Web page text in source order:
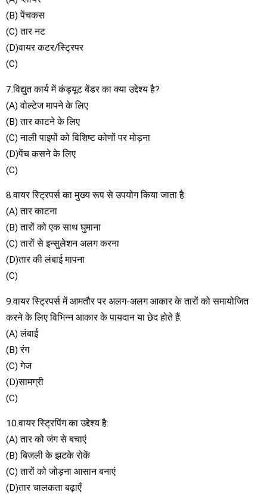
(B) पेंचकस
(C) तार नट
(D)वायर कटर/स्ट्रिपर
(C)
7.विद्युत कार्य में कंड्यूट बेंडर का क्या उद्देश्य है?
(A) वोल्टेज मापने के लिए
(B) तार काटने के लिए
(C) नाली पाइपों को विशिष्ट कोणों पर मोड़ना
(D)पेंच कसने के लिए
(C)
8.वायर स्ट्रिपर्स का मुख्य रूप से उपयोग किया जाता है:
(A) तार काटना
(B) तारों को एक साथ घुमाना
(C) तारों से इन्सुलेशन अलग करना
(D)तार की लंबाई मापना
(C)
9.वायर स्ट्रिपर्स में आमतौर पर अलग-अलग आकार के तारों को समायोजित
करने के लिए विभिन्न आकार के पायदान या छेद होते हैं:
(A) लंबाई
(B) रंग
(C) गेज
(D)सामग्री
(C)
10.वायर स्ट्रिपिंग का उद्देश्य है:
(A) तार को जंग से बचाएं
(B) बिजली के झटके रोकें
(C) तारों को जोड़ना आसान बनाएं
(D)तार चालकता बढ़ाएँ